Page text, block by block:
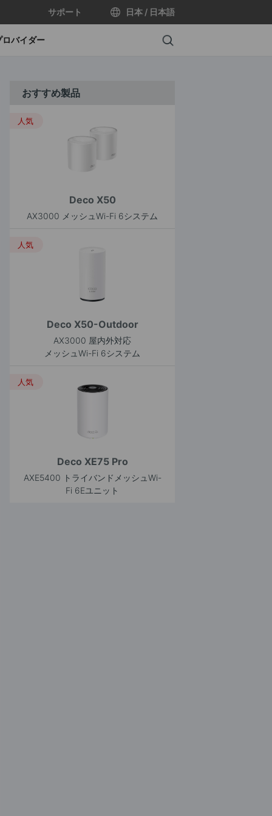
サポート 日本 / 日本語
バイダー Search
おすすめ製品
Deco X50
AX3000 メッシュWi-Fi 6システム
人気
Deco X50-Outdoor
AX3000 屋内外対応
メッシュWi-Fi 6システム
人気
Deco XE75 Pro
AXE5400 トライバンドメッシュWi-
Fi 6Eユニット
人気